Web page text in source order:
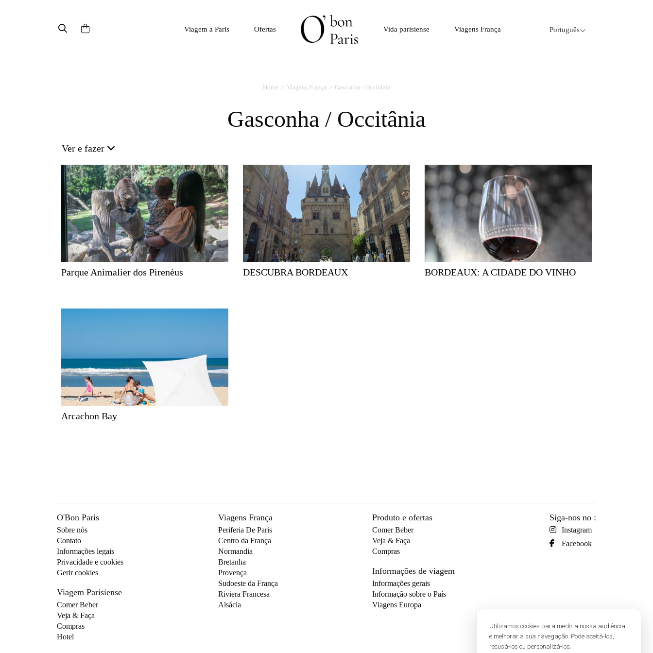
Utilizamos cookies para medir a nossa audiência
e melhorar a sua navegação. Pode aceitá-los,
recusá-los ou personalizá-los.
Viagem a Paris Ofertas Vida parisiense Viagens França Português
Home Viagens França Gasconha / Occitânia
Gasconha / Occitânia
Ver e fazer
Parque Animalier dos Pirenéus DESCUBRA BORDEAUX BORDEAUX: A CIDADE DO VINHO
Arcachon Bay
O'Bon Paris
Sobre nós
Contato
Informações legais
Privacidade e cookies
Gerir cookies
Viagem Parisiense
Comer Beber
Veja & Faça
Compras
Hotel
Viagens França
Periferia De Paris
Centro da França
Normandia
Bretanha
Provença
Sudoeste da França
Riviera Francesa
Alsácia
Produto e ofertas
Comer Beber
Veja & Faça
Compras
Informações de viagem
Informações gerais
Informação sobre o País
Viagens Europa
Siga-nos no :
Instagram
Facebook